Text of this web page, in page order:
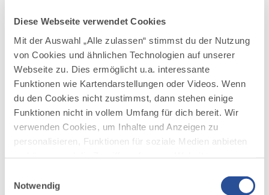
Diese Webseite verwendet Cookies
Mit der Auswahl „Alle zulassen“ stimmst du der Nutzung
von Cookies und ähnlichen Technologien auf unserer
Webseite zu. Dies ermöglicht u.a. interessante
Funktionen wie Kartendarstellungen oder Videos. Wenn
du den Cookies nicht zustimmst, dann stehen einige
Funktionen nicht in vollem Umfang für dich bereit. Wir
verwenden Cookies, um Inhalte und Anzeigen zu
personalisieren, Funktionen für soziale Medien anbieten
deiner Verwendung unserer Website an unsere Partner
Notwendig
DAZU PASSEND
Ähnliche
Veranstaltungen